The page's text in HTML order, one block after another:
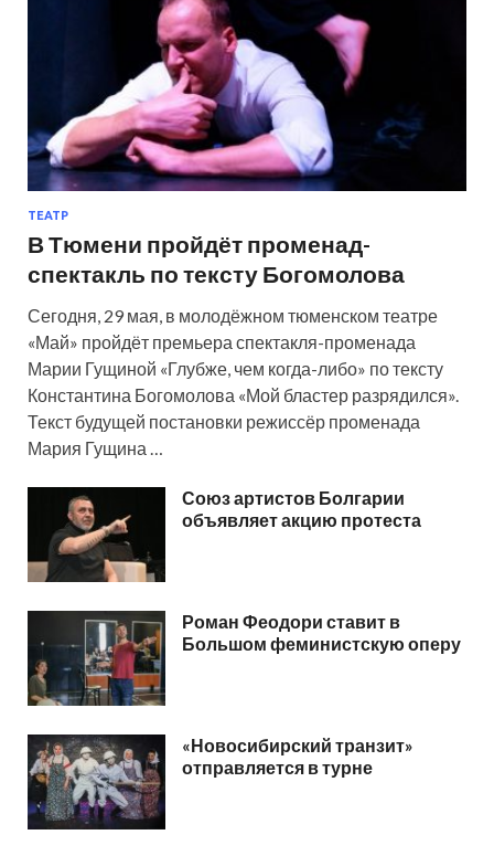
ТЕАТР
В Тюмени пройдёт променад-
спектакль по тексту Богомолова
Сегодня, 29 мая, в молодёжном тюменском театре
«Май» пройдёт премьера спектакля-променада
Марии Гущиной «Глубже, чем когда-либо» по тексту
Константина Богомолова «Мой бластер разрядился».
Текст будущей постановки режиссёр променада
Мария Гущина …
Союз артистов Болгарии
объявляет акцию протеста
Роман Феодори ставит в
Большом феминистскую оперу
«Новосибирский транзит»
отправляется в турне